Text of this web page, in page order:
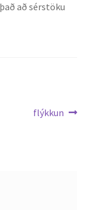
að sérstöku
Next
flýkkun